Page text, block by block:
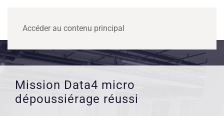
Accéder au contenu principal
Mission Data4 micro
dépoussiérage réussi